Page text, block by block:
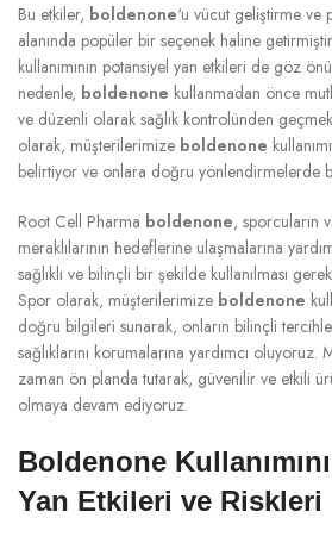
Bu etkiler, boldenone‘u vücut geliştirme ve
alanında popüler bir seçenek haline
kullanımının potansiyel yan etkileri de göz
nedenle, boldenone kullanmadan önce
ve düzenli olarak sağlık kontrolünden
olarak, müşterilerimize boldenone
belirtiyor ve onlara doğru yönlendirmelerde
Root Cell Pharma boldenone, sporcuların
meraklılarının hedeflerine ulaşmalarına
sağlıklı ve bilinçli bir şekilde kullanılması
Spor olarak, müşterilerimize boldenone
doğru bilgileri sunarak, onların bilinçli
sağlıklarını korumalarına yardımcı
zaman ön planda tutarak, güvenilir ve etkili
olmaya devam ediyoruz.
Boldenone
Yan Etkileri ve Riskleri